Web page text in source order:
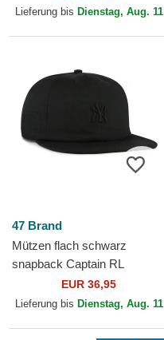
NBA von New Era
Lieferung bis Dienstag, Aug. 11
47 Brand
Mützen flach schwarz
snapback Captain RL
Contemporary der New York
Yankees MLB von 47 Brand
EUR 36,95
Lieferung bis Dienstag, Aug. 11